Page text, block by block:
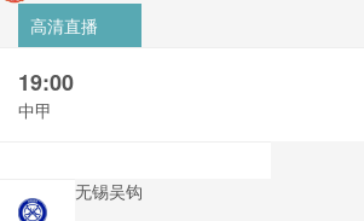
高清直播
19:00
中甲
无锡吴钩